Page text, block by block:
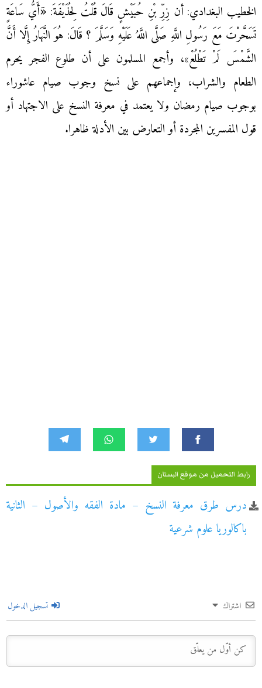
الخطيب البغدادي: أن زِرِّ بْنِ حُبَيْشٍ قَالَ قُلْتُ لِحُذَيْفَةَ: «َأَيُّ سَاعَةٍ
تَسَحَّرْتَ مَعَ رَسُولِ اللَّهِ صَلَّى اللَّهُ عَلَيْهِ وَسَلَّمَ ؟ قَالَ: هُوَ النَّهَارُ إِلَّا أَنَّ
الشَّمْسَ لَمْ تَطْلُعْ»، وأجمع المسلمون على أن طلوع الفجر يحرم
الطعام والشراب، وإجماعهم على نسخ وجوب صيام عاشوراء
بوجوب صيام رمضان ولا يعتمد في معرفة النسخ على الاجتهاد أو
قول المفسرين المجردة أو التعارض بين الأدلة ظاهرا.
رابط التحميل من موقع البستان
درس طرق معرفة النسخ – مادة الفقه والأصول – الثانية
باكالوريا علوم شرعية
اشتراك تسجيل الدخول